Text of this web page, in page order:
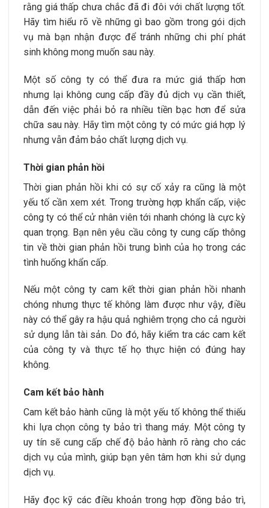
rằng giá thấp chưa chắc đã đi đôi với chất lượng tốt.
Hãy tìm hiểu rõ về những gì bao gồm trong gói dịch
vụ mà bạn nhận được để tránh những chi phí phát
sinh không mong muốn sau này.
Một số công ty có thể đưa ra mức giá thấp hơn
nhưng lại không cung cấp đầy đủ dịch vụ cần thiết,
dẫn đến việc phải bỏ ra nhiều tiền bạc hơn để sửa
chữa sau này. Hãy tìm một công ty có mức giá hợp lý
nhưng vẫn đảm bảo chất lượng dịch vụ.
Thời gian phản hồi
Thời gian phản hồi khi có sự cố xảy ra cũng là một
yếu tố cần xem xét. Trong trường hợp khẩn cấp, việc
công ty có thể cử nhân viên tới nhanh chóng là cực kỳ
quan trọng. Bạn nên yêu cầu công ty cung cấp thông
tin về thời gian phản hồi trung bình của họ trong các
tình huống khẩn cấp.
Nếu một công ty cam kết thời gian phản hồi nhanh
chóng nhưng thực tế không làm được như vậy, điều
này có thể gây ra hậu quả nghiêm trọng cho cả người
sử dụng lẫn tài sản. Do đó, hãy kiểm tra các cam kết
của công ty và thực tế họ thực hiện có đúng hay
không.
Cam kết bảo hành
Cam kết bảo hành cũng là một yếu tố không thể thiếu
khi lựa chọn công ty bảo trì thang máy. Một công ty
uy tín sẽ cung cấp chế độ bảo hành rõ ràng cho các
dịch vụ của mình, giúp bạn yên tâm hơn khi sử dụng
dịch vụ.
Hãy đọc kỹ các điều khoản trong hợp đồng bảo trì,